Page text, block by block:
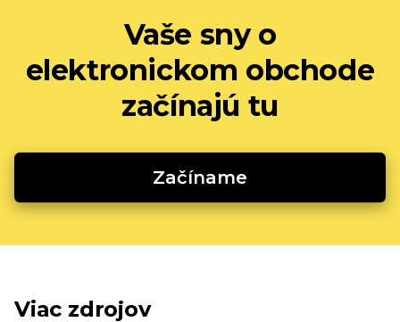
Vaše sny o
elektronickom obchode
začínajú tu
Začíname
Viac zdrojov